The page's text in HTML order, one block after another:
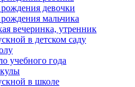
девочки
мальчика
вечеринка, утренник
в детском саду
учебного года
в школе